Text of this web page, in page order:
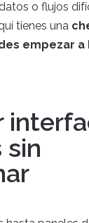
o flujos
tienes una
empezar a
sin